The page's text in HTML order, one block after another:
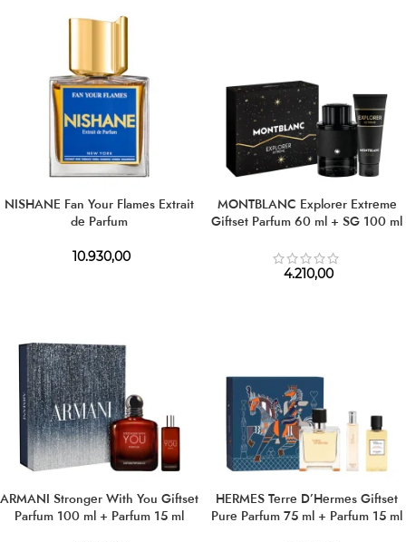
NISHANE Fan Your Flames Extrait
de Parfum
10.930,00
MONTBLANC Explorer Extreme
Giftset Parfum 60 ml + SG 100 ml
4.210,00
ARMANI Stronger With You Giftset
Parfum 100 ml + Parfum 15 ml
HERMES Terre D’Hermes Giftset
Pure Parfum 75 ml + Parfum 15 ml